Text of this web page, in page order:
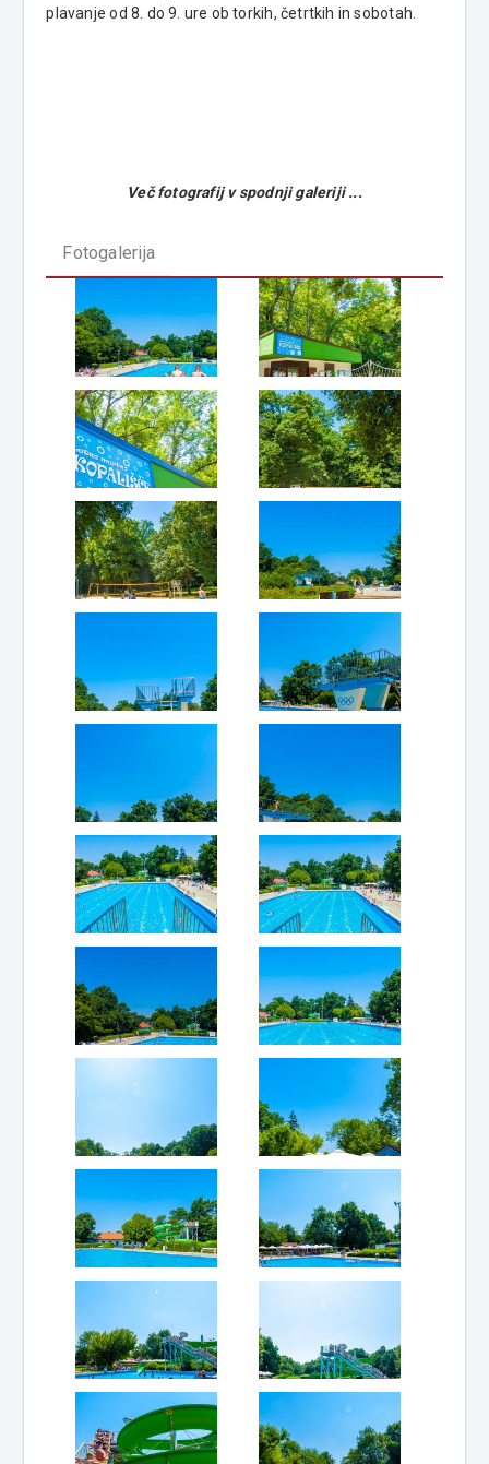
plavanje od 8. do 9. ure ob torkih, četrtkih in sobotah.
Več fotografij v spodnji galeriji ...
Fotogalerija